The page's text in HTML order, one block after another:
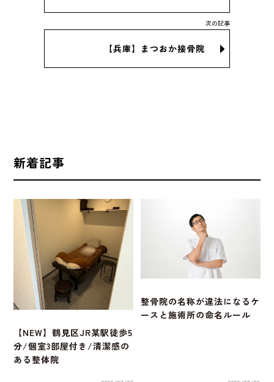
【兵庫】まつおか接骨院
新着記事
【NEW】鶴見区JR某駅徒歩5
分/個室3部屋付き/清潔感の
ある整体院
整骨院の名称が違法になるケ
ースと施術所の命名ルール